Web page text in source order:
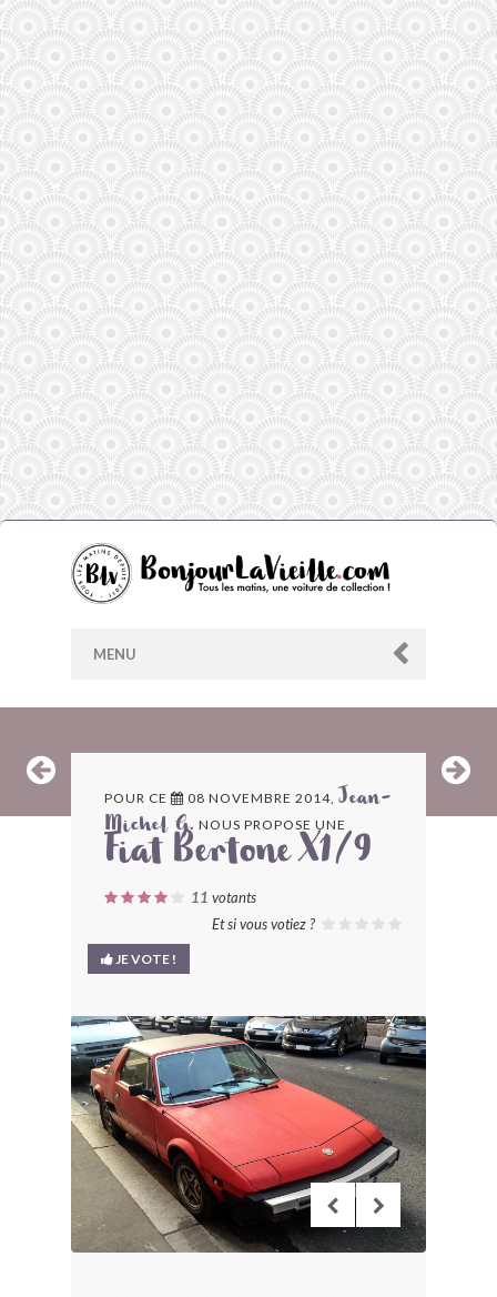
MENU
ARCHIVES
LES CONTRIBUTEURS
LE BLOG
BONJOURLAVIEILLE ?
MODÈLES ET MARQUES
COMMENT FONCTIONNE BLV ?
POUR CE 08 NOVEMBRE 2014, Jean-
Michel G. NOUS PROPOSE UNE
Fiat Bertone X1/9
11 votants
Et si vous votiez ?
JE VOTE !